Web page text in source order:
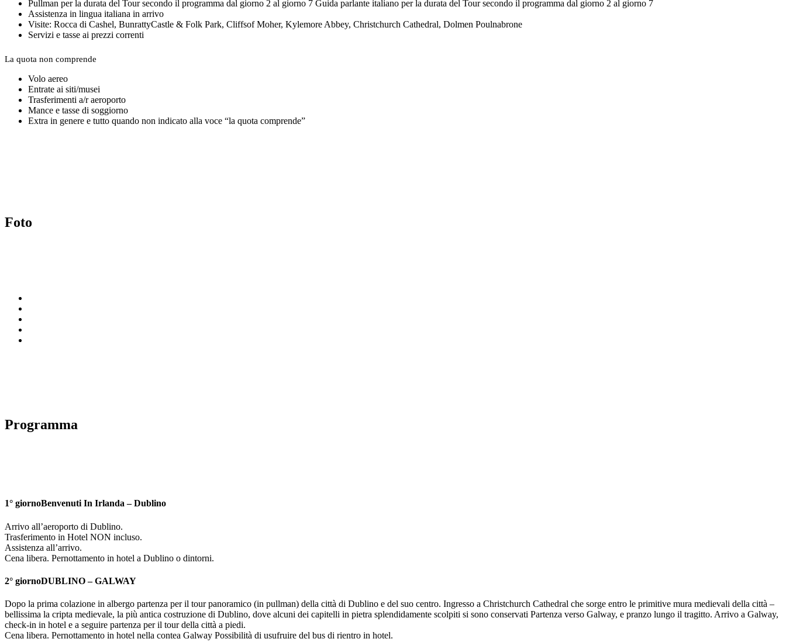
Pullman per la durata del Tour secondo il programma dal giorno 2 al giorno 7 Guida parlante italiano per la durata del Tour secondo il programma dal giorno 2 al giorno 7
Assistenza in lingua italiana in arrivo
Visite: Rocca di Cashel, BunrattyCastle & Folk Park, Cliffsof Moher, Kylemore Abbey, Christchurch Cathedral, Dolmen Poulnabrone
Servizi e tasse ai prezzi correnti
La quota non comprende
Volo aereo
Entrate ai siti/musei
Trasferimenti a/r aeroporto
Mance e tasse di soggiorno
Extra in genere e tutto quando non indicato alla voce “la quota comprende”
Foto
Programma
1° giornoBenvenuti In Irlanda – Dublino
Arrivo all’aeroporto di Dublino.
Trasferimento in Hotel NON incluso.
Assistenza all’arrivo.
Cena libera. Pernottamento in hotel a Dublino o dintorni.
2° giornoDUBLINO – GALWAY
Dopo la prima colazione in albergo partenza per il tour panoramico (in pullman) della città di Dublino e del suo centro. Ingresso a Christchurch Cathedral che sorge entro le primitive mura medievali della città –
bellissima la cripta medievale, la più antica costruzione di Dublino, dove alcuni dei capitelli in pietra splendidamente scolpiti si sono conservati Partenza verso Galway, e pranzo lungo il tragitto. Arrivo a Galway,
check-in in hotel e a seguire partenza per il tour della città a piedi.
Cena libera. Pernottamento in hotel nella contea Galway Possibilità di usufruire del bus di rientro in hotel.